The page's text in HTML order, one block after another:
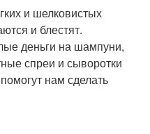
и шелковистых
и блестят.
деньги на шампуни,
спреи и сыворотки
нам сделать